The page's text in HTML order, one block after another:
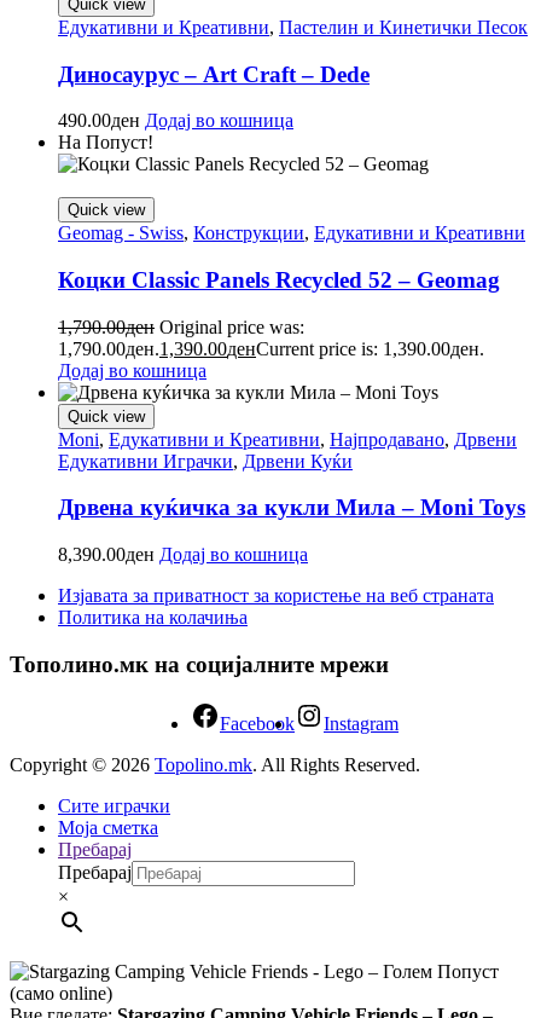
Quick view
Едукативни и Креативни, Пастелин и Кинетички Песок
Диносаурус – Art Craft – Dede
490.00ден Додај во кошница
На Попуст!
Quick view
Geomag - Swiss, Конструкции, Едукативни и Креативни
Коцки Classic Panels Recycled 52 – Geomag
1,790.00ден Original price was:
1,790.00ден.1,390.00денCurrent price is: 1,390.00ден.
Додај во кошница
Quick view
Moni, Едукативни и Креативни, Најпродавано, Дрвени
Едукативни Играчки, Дрвени Куќи
Дрвена куќичка за кукли Мила – Moni Toys
8,390.00ден Додај во кошница
Изјавата за приватност за користење на веб страната
Политика на колачиња
Тополино.мк на социјалните мрежи
Facebook
Instagram
Copyright © 2026 Topolino.mk. All Rights Reserved.
Сите играчки
Моја сметка
Пребарај
Пребарај
×